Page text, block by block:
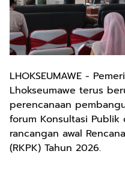
LHOKSEUMAWE -
Lhokseumawe terus
perencanaan
forum Konsultasi Publik
rancangan awal
(RKPK) Tahun 2026.